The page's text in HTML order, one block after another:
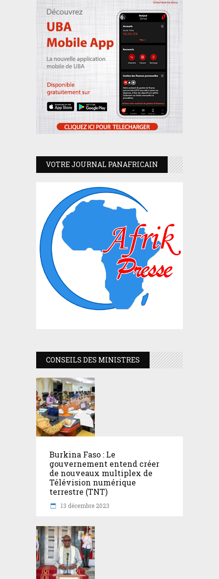
VOTRE JOURNAL PANAFRICAIN
CONSEILS DES MINISTRES
Burkina Faso : Le
gouvernement entend créer
de nouveaux multiplex de
Télévision numérique
terrestre (TNT)
13 décembre 2023